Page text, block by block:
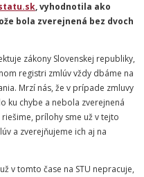
, vyhodnotila ako
bola zverejnená bez dvoch
zákony Slovenskej republiky,
registri zmlúv vždy dbáme na
Mrzí nás, že v prípade zmluvy
ku chybe a nebola zverejnená
prílohy sme už v tejto
a zverejňujeme ich aj na
v tomto čase na STU nepracuje,